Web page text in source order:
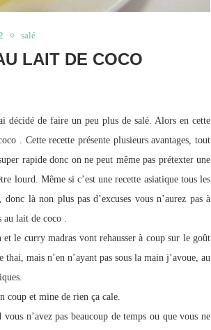
salé
LAIT DE COCO
décidé de faire un peu plus de salé. Alors en cette
. Cette recette présente plusieurs avantages, tout
rapide donc on ne peut même pas prétexter une
lourd. Même si c’est une recette asiatique tous les
là non plus pas d’excuses vous n’aurez pas à
au lait de coco .
le curry madras vont rehausser à coup sur le goût
mais n’en n’ayant pas sous la main j’avoue, au
coup et mine de rien ça cale.
n’avez pas beaucoup de temps ou que vous ne